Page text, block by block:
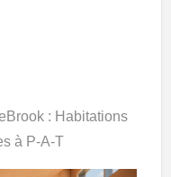
: Habitations
à P-A-T